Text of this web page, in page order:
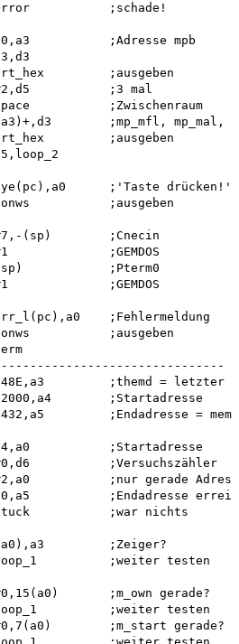
;schade!
;Adresse mpb
;ausgeben
;3 mal
;Zwischenraum
;mp_mfl, mp_mal,
;ausgeben
;'Taste drücken!'
;ausgeben
(sp)        ;Cnecin
;GEMDOS
;Pterm0
;GEMDOS
;Fehlermeldung
;ausgeben
;themd = letzter
;Startadresse
;Endadresse =
;Startadresse
;Versuchszähler
;nur gerade
;Endadresse
;war nichts
;Zeiger?
;weiter testen
;m_own gerade?
;weiter testen
;m_start gerade?